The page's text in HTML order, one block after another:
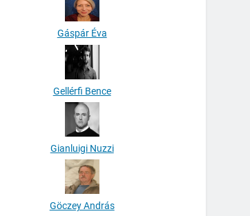
Gáspár Éva
Gellérfi Bence
Gianluigi Nuzzi
Göczey András